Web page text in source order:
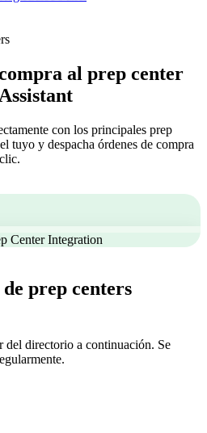
al prep center
con los principales prep
tuyo y despacha órdenes de compra
prep centers
del directorio a continuación. Se